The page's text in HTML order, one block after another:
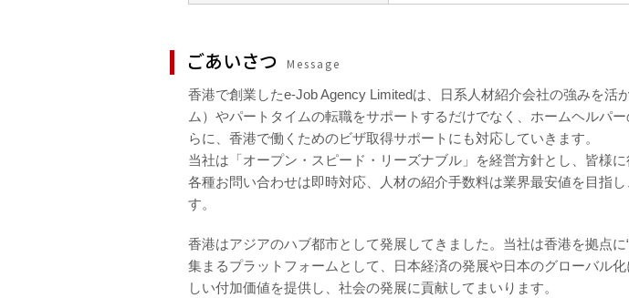
ごあいさつ
Message
香港で創業したe-Job Agency Limitedは、日系人材紹介会社の強みを活
ム）やパートタイムの転職をサポートするだけでなく、ホームヘルパ
らに、香港で働くためのビザ取得サポートにも対応していきます。
当社は「オープン・スピード・リーズナブル」を経営方針とし、皆様に
各種お問い合わせは即時対応、人材の紹介手数料は業界最安値を目指
す。
香港はアジアのハブ都市として発展してきました。当社は香港を拠点に
集まるプラットフォームとして、日本経済の発展や日本のグローバル
しい付加価値を提供し、社会の発展に貢献してまいります。